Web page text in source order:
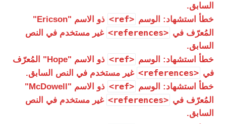
استشهاد: الوسم<ref>
ذو الاسم "Ericson"
في <references>
غير مستخدم في النص
استشهاد: الوسم<ref>
ذو الاسم "Hope" المُعرّف
<references>
غير مستخدم في النص السابق.
استشهاد: الوسم<ref>
ذو الاسم "McDowell"
في <references>
غير مستخدم في النص